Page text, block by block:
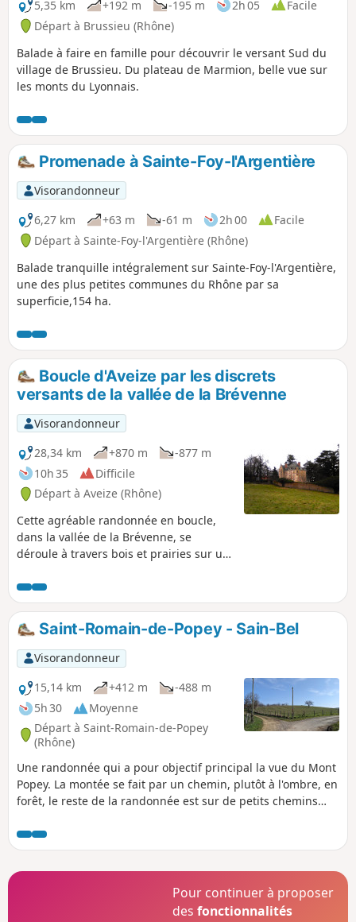
5,35 km
+192 m -195 m 2h 05
Facile
Départ à Brussieu (Rhône)
Balade à faire en famille pour découvrir le versant Sud du
village de Brussieu. Du plateau de Marmion, belle vue sur
les monts du Lyonnais.
Promenade à Sainte-Foy-l'Argentière
Visorandonneur
6,27 km
+63 m -61 m 2h 00
Facile
Départ à Sainte-Foy-l'Argentière (Rhône)
Balade tranquille intégralement sur Sainte-Foy-l'Argentière,
une des plus petites communes du Rhône par sa
superficie,154 ha.
Boucle d'Aveize par les discrets
versants de la vallée de la Brévenne
Visorandonneur
28,34 km
+870 m
-877 m
10h 35
Difficile
Départ à Aveize (Rhône)
Cette agréable randonnée en boucle,
dans la vallée de la Brévenne, se
déroule à travers bois et prairies sur un
qui offre de beaux points de vue sur le
Massif Central et les Monts du Lyonnais.
Du village perché d'Aveize l'itinéraire
descend sur le fond de la vallée et,
après avoir musardé sur le versant
opposé, passe au charmant petit village
de Meys avant de franchir la Brévenne
puis remonter sur Grézieu-le-Marché et
Aveize.
Saint-Romain-de-Popey - Sain-Bel
Visorandonneur
15,14 km
+412 m
-488 m
5h 30
Moyenne
Départ à Saint-Romain-de-Popey
(Rhône)
Une randonnée qui a pour objectif principal la vue du Mont
Popey. La montée se fait par un chemin, plutôt à l'ombre, en
forêt, le reste de la randonnée est sur de petits chemins
de Saint-Romain-de-Popey (D) ou par un car du Rhône 116
(en 2025), à la Chatonnière ou les Gouttes (2).
Pour continuer à proposer
desfonctionnalités